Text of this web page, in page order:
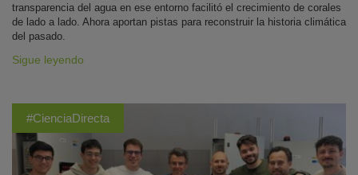
transparencia del agua en ese entorno facilitó el crecimiento de corales
de lado a lado. Ahora aportan pistas para reconstruir la historia climática
del pasado.
Sigue leyendo
#CienciaDirecta